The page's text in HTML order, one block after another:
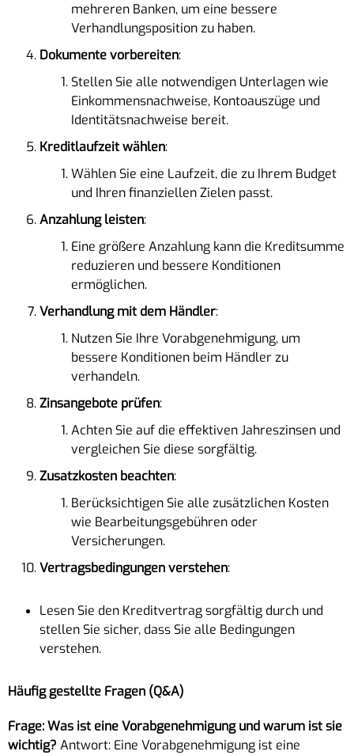
mehreren Banken, um eine bessere
Verhandlungsposition zu haben.
Dokumente vorbereiten:
Stellen Sie alle notwendigen Unterlagen wie
Einkommensnachweise, Kontoauszüge und
Identitätsnachweise bereit.
Kreditlaufzeit wählen:
Wählen Sie eine Laufzeit, die zu Ihrem Budget
und Ihren finanziellen Zielen passt.
Anzahlung leisten:
Eine größere Anzahlung kann die Kreditsumme
reduzieren und bessere Konditionen
ermöglichen.
Verhandlung mit dem Händler:
Nutzen Sie Ihre Vorabgenehmigung, um
bessere Konditionen beim Händler zu
verhandeln.
Zinsangebote prüfen:
Achten Sie auf die effektiven Jahreszinsen und
vergleichen Sie diese sorgfältig.
Zusatzkosten beachten:
Berücksichtigen Sie alle zusätzlichen Kosten
wie Bearbeitungsgebühren oder
Versicherungen.
Vertragsbedingungen verstehen:
Lesen Sie den Kreditvertrag sorgfältig durch und
stellen Sie sicher, dass Sie alle Bedingungen
verstehen.
Häufig gestellte Fragen (Q&A)
Frage: Was ist eine Vorabgenehmigung und warum ist sie
wichtig? Antwort: Eine Vorabgenehmigung ist eine